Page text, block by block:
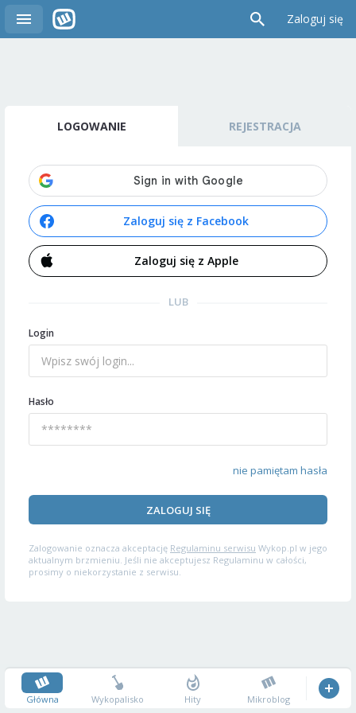
Zaloguj się
LOGOWANIE REJESTRACJA
Zaloguj się z Facebook
Zaloguj się z Apple
LUB
Login
Hasło
nie pamiętam hasła
ZALOGUJ SIĘ
Zalogowanie oznacza akceptację Regulaminu serwisu Wykop.pl w jego
aktualnym brzmieniu. Jeśli nie akceptujesz Regulaminu w całości,
prosimy o niekorzystanie z serwisu.
Główna Wykopalisko Hity Mikroblog